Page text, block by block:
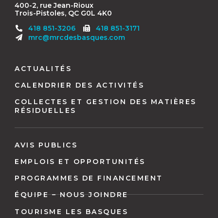
400-2, rue Jean-Rioux
Trois-Pistoles, QC G0L 4K0
418 851-3206
Télécopieur
:
418 851-3171
mrc@mrcdesbasques.com
pied
de
page
ACTUALITÉS
CALENDRIER DES ACTIVITÉS
COLLECTES ET GESTION DES MATIÈRES
RÉSIDUELLES
AVIS PUBLICS
EMPLOIS ET OPPORTUNITÉS
PROGRAMMES DE FINANCEMENT
ÉQUIPE – NOUS JOINDRE
TOURISME LES BASQUES